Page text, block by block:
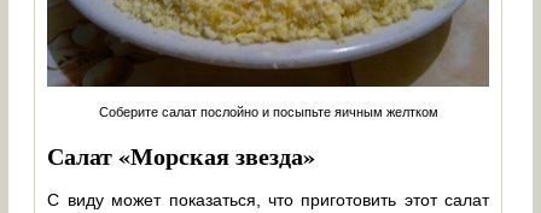
Соберите салат послойно и посыпьте яичным желтком
Салат «Морская звезда»
С виду может показаться, что приготовить этот салат